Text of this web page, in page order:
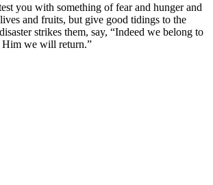
you with something of fear and hunger and
and fruits, but give good tidings to the
strikes them, say, “Indeed we belong to
Him we will return.”